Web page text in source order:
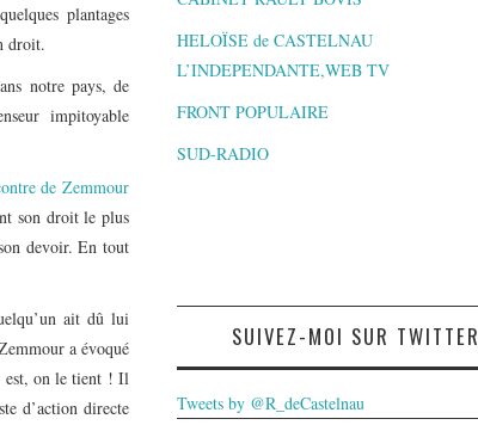
plantages
droit.
notre pays, de
impitoyable
de Zemmour
son droit le plus
devoir. En tout
ait dû lui
a évoqué
est, on le tient ! Il
d’action directe
HELOÏSE de CASTELNAU
L’INDEPENDANTE,WEB TV
FRONT POPULAIRE
SUD-RADIO
SUIVEZ-MOI SUR TWITTER
Tweets by @R_deCastelnau